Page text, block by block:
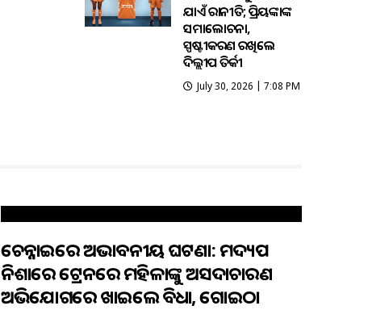
ଯାଏଁ ରାଜନୀତି; ପ୍ରିୟଙ୍କାଙ୍କ
ସମାଲୋଚନା,
ସ୍ପଷ୍ଟୀକରଣ ରଖିଲେ
ଦିଲ୍ଲୀପ ତିର୍କୀ
July 30, 2026 | 7:08 PM
ଚେନ୍ନାଇରେ ଅଭାବନୀୟ ଘଟଣା: ମଦ୍ୟପ
ନିଶାରେ ଟ୍ରେନରେ ମହିଳାଙ୍କୁ ଅସଦାଚାରଣ
ଅଭିଯୋଗରେ ଖାଇଲେ ବିଧା, ଗୋଇଠା